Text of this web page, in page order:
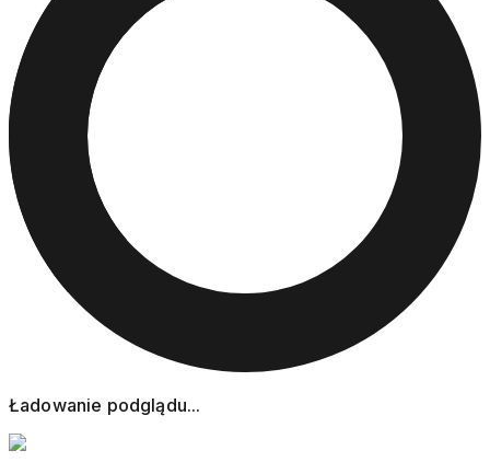
Ładowanie podglądu...